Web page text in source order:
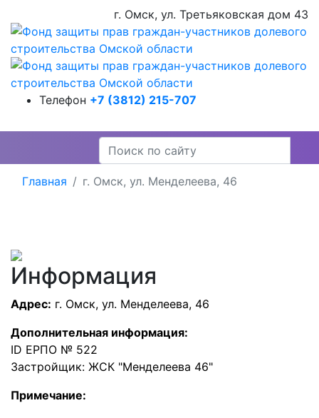
г. Омск, ул. Третьяковская дом 43
Телефон +7 (3812) 215-707
Главная г. Омск, ул. Менделеева, 46
Информация
Адрес: г. Омск, ул. Менделеева, 46
Дополнительная информация:
ID ЕРПО № 522
Застройщик: ЖСК "Менделеева 46"
Примечание: